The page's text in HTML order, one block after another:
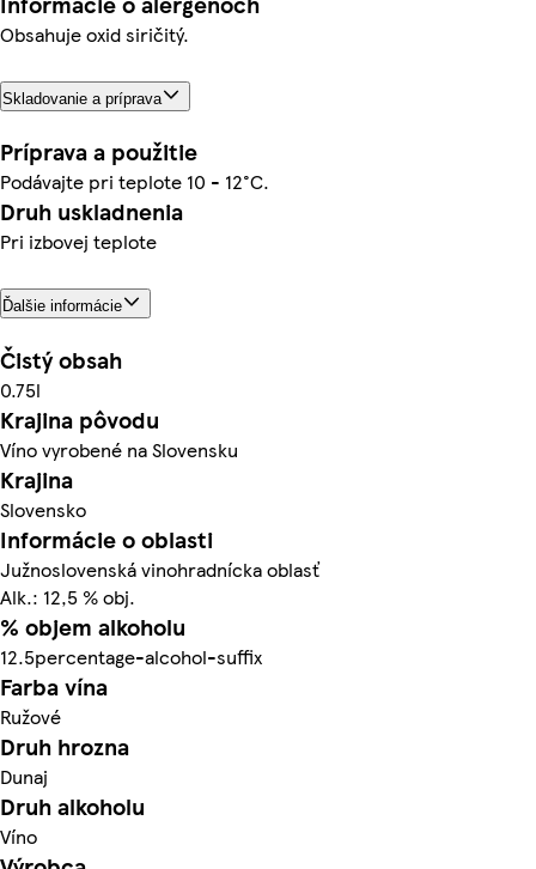
Obsahuje oxid siričitý.
Skladovanie a príprava
Príprava a použitie
Podávajte pri teplote 10 - 12°C.
Druh uskladnenia
Pri izbovej teplote
Ďalšie informácie
Čistý obsah
0.75l
Krajina pôvodu
Víno vyrobené na Slovensku
Krajina
Slovensko
Informácie o oblasti
Južnoslovenská vinohradnícka oblasť
Alk.: 12,5 % obj.
% objem alkoholu
12.5percentage-alcohol-suffix
Farba vína
Ružové
Druh hrozna
Dunaj
Druh alkoholu
Víno